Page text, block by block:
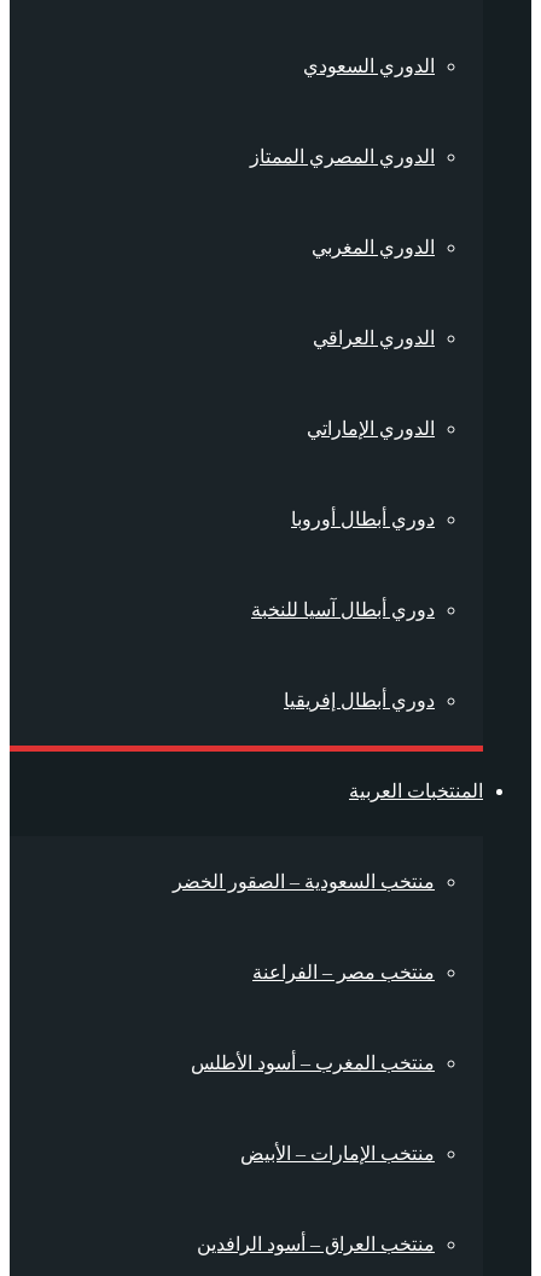
الدوري السعودي
الدوري المصري الممتاز
الدوري المغربي
الدوري العراقي
الدوري الإماراتي
دوري أبطال أوروبا
دوري أبطال آسيا للنخبة
دوري أبطال إفريقيا
المنتخبات العربية
منتخب السعودية – الصقور الخضر
منتخب مصر – الفراعنة
منتخب المغرب – أسود الأطلس
منتخب الإمارات – الأبيض
منتخب العراق – أسود الرافدين